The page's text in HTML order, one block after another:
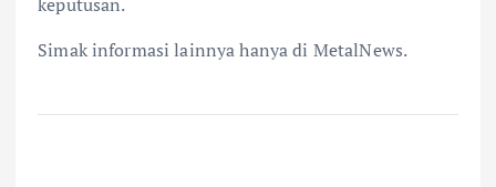
Simak informasi lainnya hanya di MetalNews.